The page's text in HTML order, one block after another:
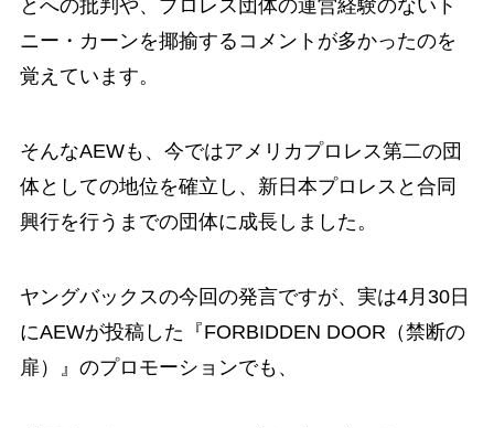
とへの批判や、プロレス団体の運営経験のないト
ニー・カーンを揶揄するコメントが多かったのを
覚えています。
そんなAEWも、今ではアメリカプロレス第二の団
体としての地位を確立し、新日本プロレスと合同
興行を行うまでの団体に成長しました。
ヤングバックスの今回の発言ですが、実は4月30日
にAEWが投稿した『FORBIDDEN DOOR（禁断の
扉）』のプロモーションでも、